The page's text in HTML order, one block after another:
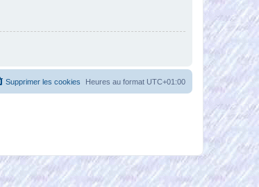
Heures au format UTC+01:00
Supprimer les cookies